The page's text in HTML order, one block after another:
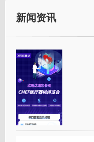
新闻资讯